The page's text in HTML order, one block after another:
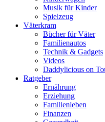
Musik für Kinder
Spielzeug
Väterkram
Bücher für Väter
Familienautos
Technik & Gadgets
Videos
Daddylicious on
Ratgeber
Ernährung
Erziehung
Familienleben
Finanzen